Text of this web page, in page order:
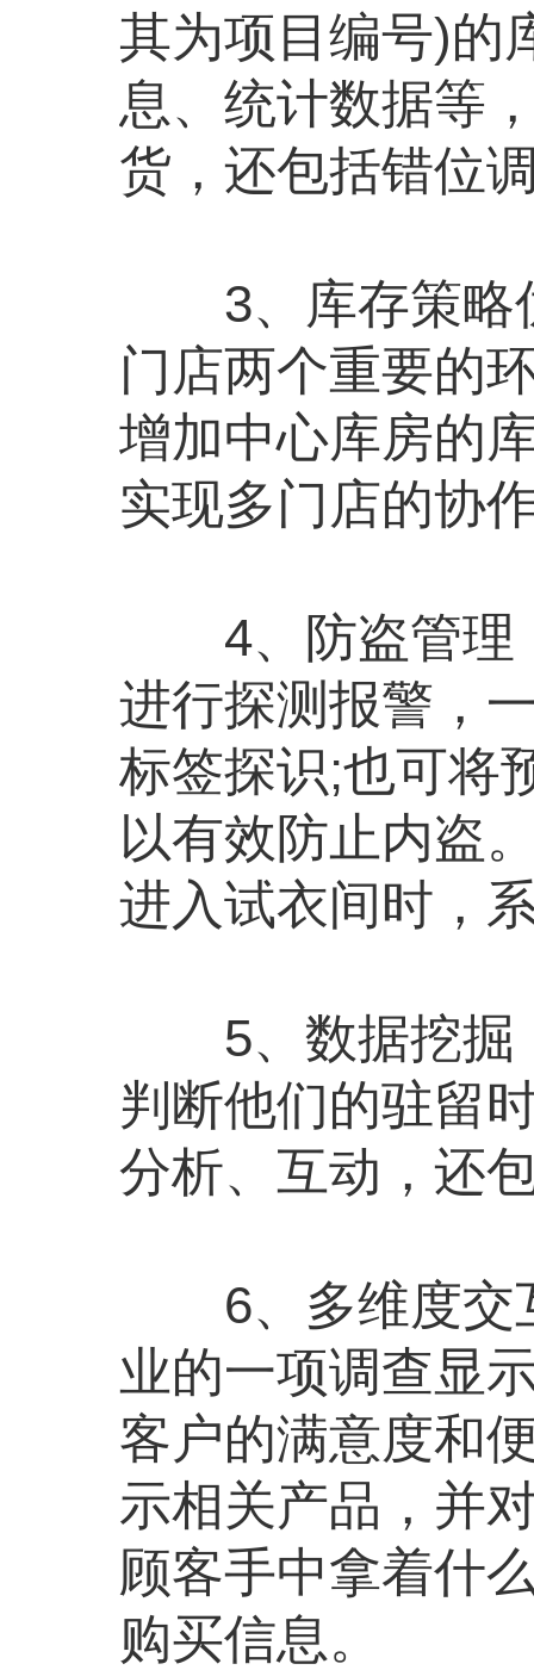
其为项目编号)的
息、统计数据等
货，还包括错位
3、库存策略优
门店两个重要的
增加中心库房的
实现多门店的协
4、防盗管理：
进行探测报警，
标签探识;也可将
以有效防止内盗
进入试衣间时，
5、数据挖掘：
判断他们的驻留
分析、互动，还
6、多维度交互
业的一项调查显
客户的满意度和
示相关产品，并
顾客手中拿着什
购买信息。